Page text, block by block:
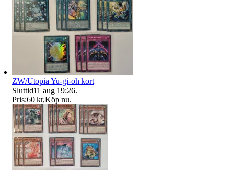
ZW/Utopia Yu-gi-oh kort
Sluttid11 aug 19:26.
Pris:60 kr,Köp nu.